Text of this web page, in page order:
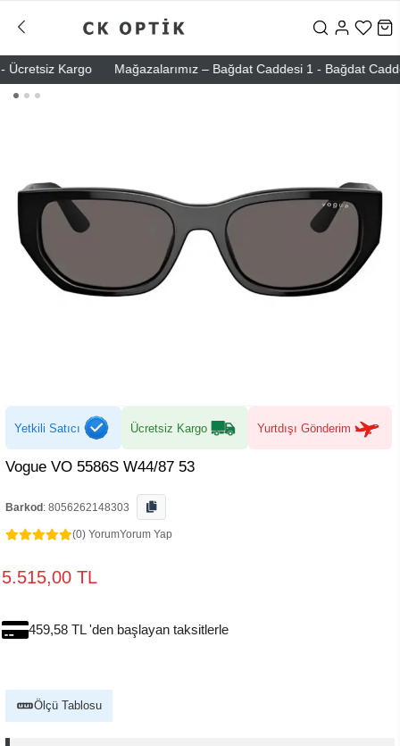
Kargo Mağazalarımız – Bağdat Caddesi 1 - Bağdat
Yetkili Satıcı Ücretsiz Kargo Yurtdışı Gönderim
Vogue VO 5586S W44/87 53
Barkod : 8056262148303
(0) YorumYorum Yap
5.515,00 TL
459,58 TL 'den başlayan taksitlerle
Ölçü Tablosu